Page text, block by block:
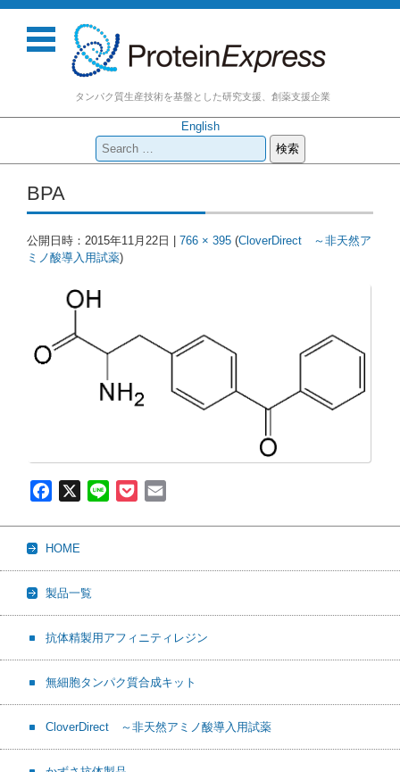
タンパク質生産技術を基盤とした研究支援、創薬支援企業
English
検
索:
コンテンツに移動
BPA
公開日時： 2015年11月22日 766 × 395 (CloverDirect ～非天然ア
ミノ酸導入用試薬)
e
o
o
k
HOME
製品一覧
抗体精製用アフィニティレジン
無細胞タンパク質合成キット
CloverDirect ～非天然アミノ酸導入用試薬